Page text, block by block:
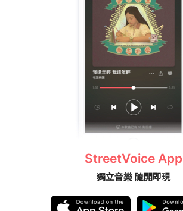
StreetVoice App
獨立音樂 隨開即現